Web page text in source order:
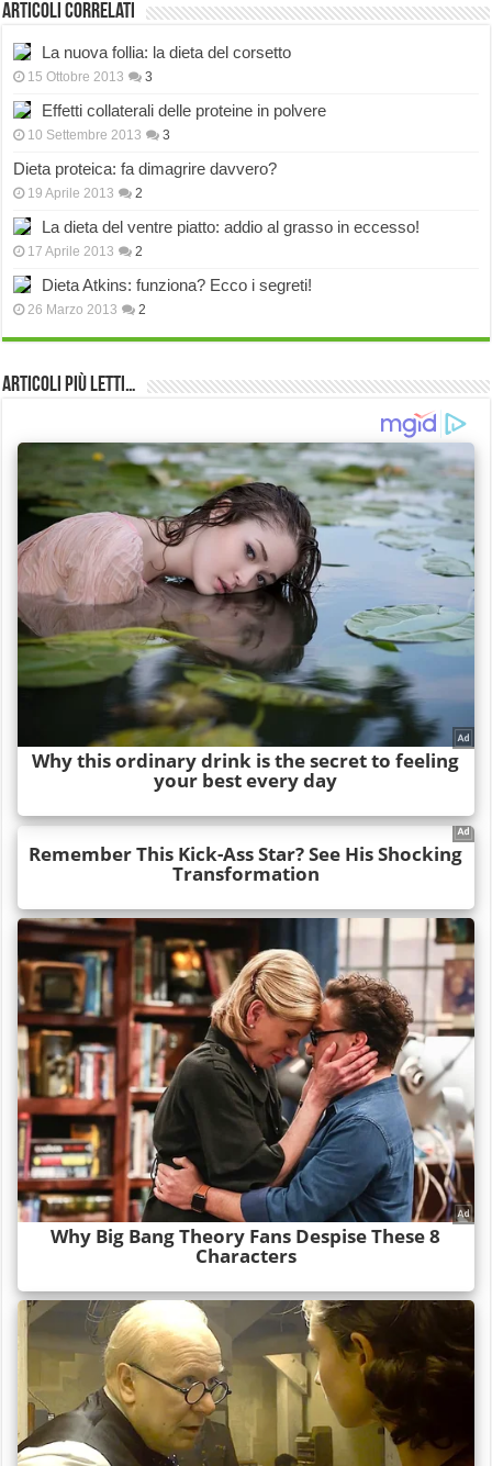
Articoli correlati
La nuova follia: la dieta del corsetto
15 Ottobre 2013 3
Effetti collaterali delle proteine in polvere
10 Settembre 2013 3
Dieta proteica: fa dimagrire davvero?
19 Aprile 2013 2
La dieta del ventre piatto: addio al grasso in eccesso!
17 Aprile 2013 2
Dieta Atkins: funziona? Ecco i segreti!
26 Marzo 2013 2
Articoli più Letti…